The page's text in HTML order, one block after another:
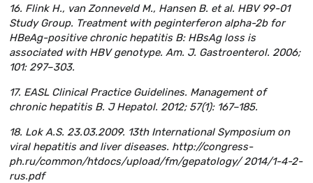
16. Flink H., van Zonneveld M., Hansen B. et al. HBV 99-01
Study Group. Treatment with peginterferon alpha-2b for
HBeAg-positive chronic hepatitis B: HBsAg loss is
associated with HBV genotype. Am. J. Gastroenterol. 2006;
101: 297–303.
17. EASL Clinical Practice Guidelines. Management of
chronic hepatitis B. J Hepatol. 2012; 57(1): 167–185.
18. Lok A.S. 23.03.2009. 13th International Symposium on
viral hepatitis and liver diseases. http://congress-
ph.ru/common/htdocs/upload/fm/gepatology/ 2014/1-4-2-
rus.pdf